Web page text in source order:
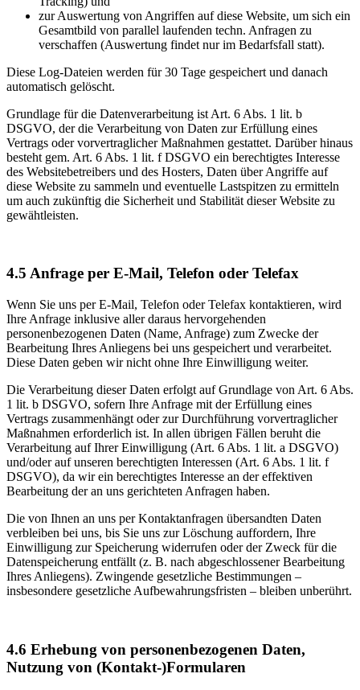
zur Auswertung von Angriffen auf diese Website, um sich ein
Gesamtbild von parallel laufenden techn. Anfragen zu
verschaffen (Auswertung findet nur im Bedarfsfall statt).
Diese Log-Dateien werden für 30 Tage gespeichert und danach
automatisch gelöscht.
Grundlage für die Datenverarbeitung ist Art. 6 Abs. 1 lit. b
DSGVO, der die Verarbeitung von Daten zur Erfüllung eines
Vertrags oder vorvertraglicher Maßnahmen gestattet. Darüber hinaus
besteht gem. Art. 6 Abs. 1 lit. f DSGVO ein berechtigtes Interesse
des Websitebetreibers und des Hosters, Daten über Angriffe auf
diese Website zu sammeln und eventuelle Lastspitzen zu ermitteln
um auch zukünftig die Sicherheit und Stabilität dieser Website zu
gewähtleisten.
4.5 Anfrage per E-Mail, Telefon oder Telefax
Wenn Sie uns per E-Mail, Telefon oder Telefax kontaktieren, wird
Ihre Anfrage inklusive aller daraus hervorgehenden
personenbezogenen Daten (Name, Anfrage) zum Zwecke der
Bearbeitung Ihres Anliegens bei uns gespeichert und verarbeitet.
Diese Daten geben wir nicht ohne Ihre Einwilligung weiter.
Die Verarbeitung dieser Daten erfolgt auf Grundlage von Art. 6 Abs.
1 lit. b DSGVO, sofern Ihre Anfrage mit der Erfüllung eines
Vertrags zusammenhängt oder zur Durchführung vorvertraglicher
Maßnahmen erforderlich ist. In allen übrigen Fällen beruht die
Verarbeitung auf Ihrer Einwilligung (Art. 6 Abs. 1 lit. a DSGVO)
und/oder auf unseren berechtigten Interessen (Art. 6 Abs. 1 lit. f
DSGVO), da wir ein berechtigtes Interesse an der effektiven
Bearbeitung der an uns gerichteten Anfragen haben.
Die von Ihnen an uns per Kontaktanfragen übersandten Daten
verbleiben bei uns, bis Sie uns zur Löschung auffordern, Ihre
Einwilligung zur Speicherung widerrufen oder der Zweck für die
Datenspeicherung entfällt (z. B. nach abgeschlossener Bearbeitung
Ihres Anliegens). Zwingende gesetzliche Bestimmungen –
insbesondere gesetzliche Aufbewahrungsfristen – bleiben unberührt.
4.6 Erhebung von personenbezogenen Daten,
Nutzung von (Kontakt-)Formularen